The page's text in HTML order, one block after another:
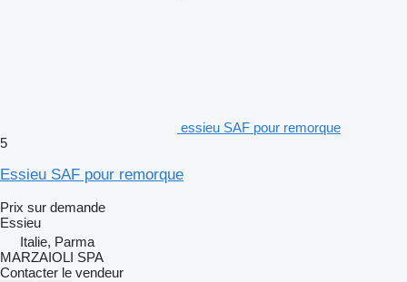
essieu SAF pour remorque
5
Essieu SAF pour remorque
Prix sur demande
Essieu
Italie, Parma
MARZAIOLI SPA
Contacter le vendeur